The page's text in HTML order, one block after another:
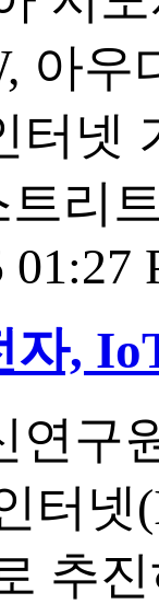
아우
터넷
리
01:27
,
연구
터넷
추